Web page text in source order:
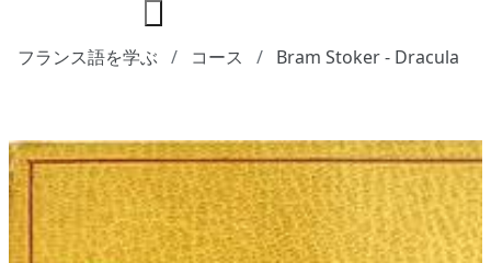
フランス語を学ぶ コース Bram Stoker - Dracula